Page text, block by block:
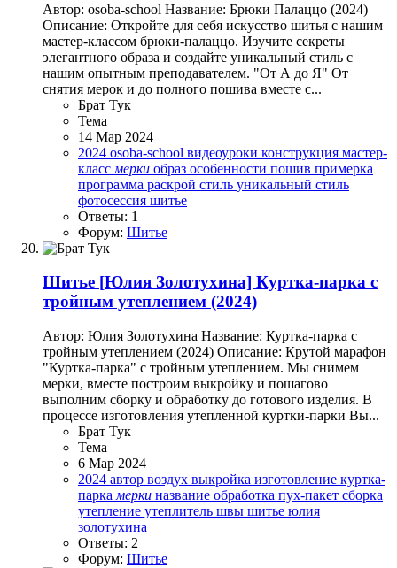
Автор: osoba-school Название: Брюки Палаццо (2024)
Описание: Откройте для себя искусство шитья с нашим
мастер-классом брюки-палаццо. Изучите секреты
элегантного образа и создайте уникальный стиль с
нашим опытным преподавателем. "От А до Я" От
снятия мерок и до полного пошива вместе с...
Брат Тук
Тема
14 Мар 2024
2024 osoba-school видеоуроки конструкция мастер-
класс мерки образ особенности пошив примерка
программа раскрой стиль уникальный стиль
фотосессия шитье
Ответы: 1
Форум: Шитье
Шитье [Юлия Золотухина] Куртка-парка с
тройным утеплением (2024)
Автор: Юлия Золотухина Название: Куртка-парка с
тройным утеплением (2024) Описание: Крутой марафон
"Куртка-парка" с тройным утеплением. Мы снимем
мерки, вместе построим выкройку и пошагово
выполним сборку и обработку до готового изделия. В
процессе изготовления утепленной куртки-парки Вы...
Брат Тук
Тема
6 Мар 2024
2024 автор воздух выкройка изготовление куртка-
парка мерки название обработка пух-пакет сборка
утепление утеплитель швы шитье юлия
золотухина
Ответы: 2
Форум: Шитье